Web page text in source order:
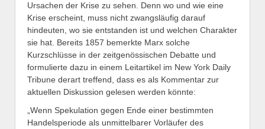
Ursachen der Krise zu sehen. Denn wo und wie eine
Krise erscheint, muss nicht zwangsläufig darauf
hindeuten, wo sie entstanden ist und welchen Charakter
sie hat. Bereits 1857 bemerkte Marx solche
Kurzschlüsse in der zeitgenössischen Debatte und
formulierte dazu in einem Leitartikel im New York Daily
Tribune derart treffend, dass es als Kommentar zur
aktuellen Diskussion gelesen werden könnte:
„Wenn Spekulation gegen Ende einer bestimmten
Handelsperiode als unmittelbarer Vorläufer des